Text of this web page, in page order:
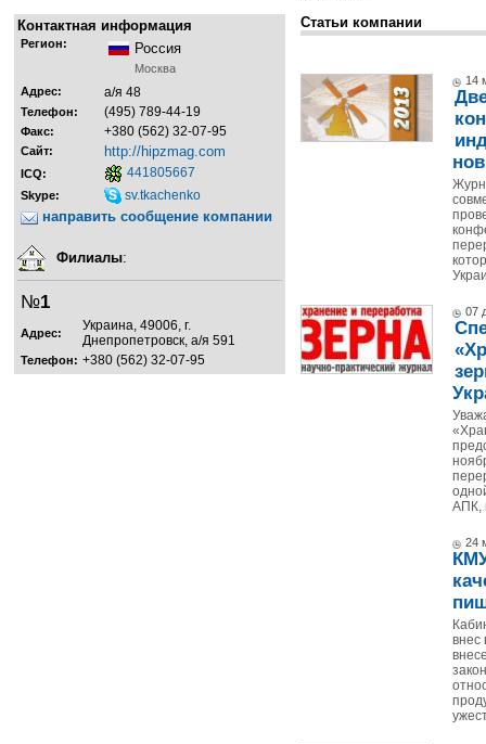
Контактная информация
Регион: Россия
Москва
Адрес:
а/я 48
Телефон: (495) 789-44-19
Факс: +380 (562) 32-07-95
Сайт: http://hipzmag.com
ICQ: 441805667
Skype: sv.tkachenko
направить сообщение компании
Филиалы:
№1
Адрес:
Украина, 49006, г.
Днепропетровск, а/я 591
Телефон: +380 (562) 32-07-95
Статьи компании
14
07
АПК,
24
внес